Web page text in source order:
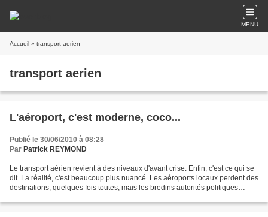
MENU
Accueil » transport aerien
transport aerien
L'aéroport, c'est moderne, coco...
Publié le 30/06/2010 à 08:28
Par Patrick REYMOND
Le transport aérien revient à des niveaux d'avant crise. Enfin, c'est ce qui se
dit. La réalité, c'est beaucoup plus nuancé. Les aéroports locaux perdent des
destinations, quelques fois toutes, mais les bredins autorités politiques